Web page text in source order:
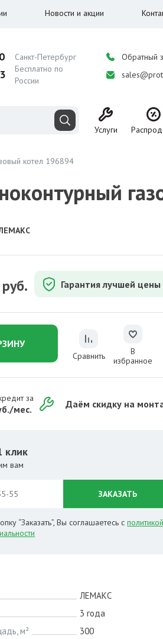
Новости и акции
Санкт-Петербург
Бесплатно по
России
Обратный
Услуги
котел 196894
руб. Гарантия лучшей цены
Сравнить
В
избранное
за
мес. Даём скидку на
клик
вам
ЗАКАЗАТЬ
“Заказать”, Вы соглашаетесь сполитикой
ЛЕМАКС
3 года
м²
300